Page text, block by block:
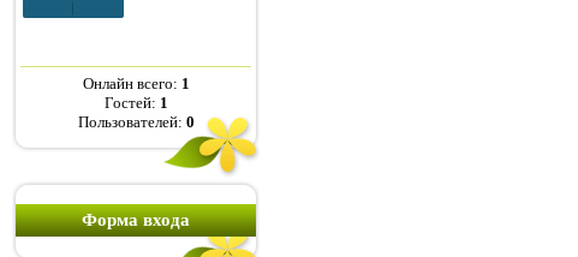
Онлайн всего: 1
Гостей: 1
Пользователей: 0
Форма входа